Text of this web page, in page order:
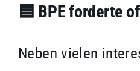
🟦 BPE forderte
Neben vielen